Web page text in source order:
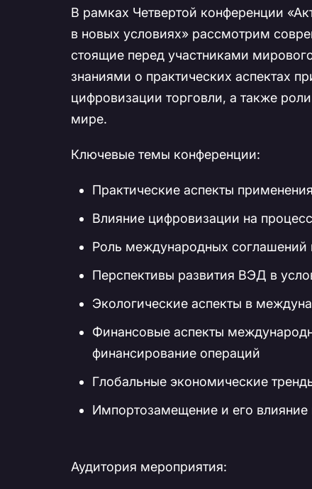
В рамках Четвертой конференции
в новых условиях» рассмотрим
стоящие перед участниками
знаниями о практических аспектах
цифровизации торговли, а также
мире.
Ключевые темы конференции:
Практические аспекты
Влияние цифровизации на
Роль международных соглашений
Перспективы развития ВЭД в
Экологические аспекты в
Финансовые аспекты
финансирование операций
Глобальные экономические
Импортозамещение и его
Аудитория мероприятия: